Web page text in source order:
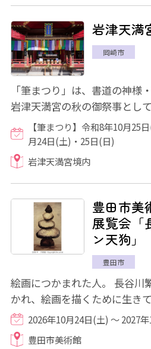
岩津天満
岡崎市
「筆まつり」は、書道の神様
岩津天満宮の秋の御祭事とし
事に活躍してくれた筆(筆記
【筆まつり】令和8年10月25
月24日(土)・25日(日)
岩津天満宮境内
豊田市美
展覧会
ン天狗」
豊田市
絵画につかまれた人。 長谷川
かれ、絵画を描くために生き
れくらい頭の中は絵のことでい
2026年10月24日(土) ～ 2027
豊田市美術館